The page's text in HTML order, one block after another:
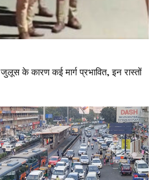
के कारण कई मार्ग प्रभावित, इन रास्तों